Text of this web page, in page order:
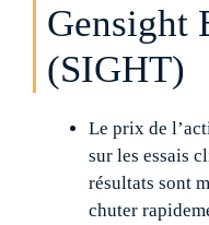
Gensight
(SIGHT)
Le prix de
sur les essais
résultats sont
chuter